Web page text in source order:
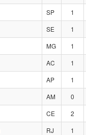
SP 1
SE 1
MG 1
AC 1
AP 1
AM 0
CE 2
RJ 1